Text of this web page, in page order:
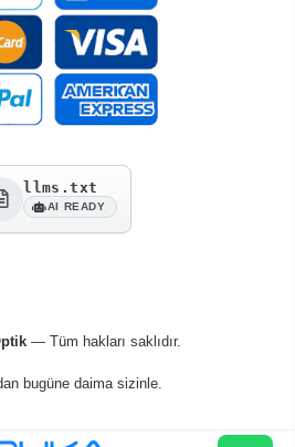
llms.txt
AI READY
— Tüm hakları saklıdır.
bugüne daima sizinle.